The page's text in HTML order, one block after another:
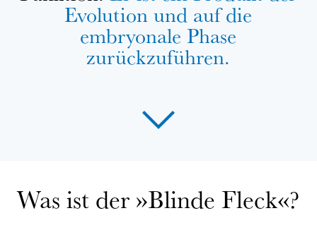
Evolution und auf die
embryonale Phase
zurückzuführen.
Was ist der »Blinde Fleck«?